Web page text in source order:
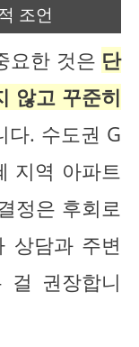
조언
요한 것은 단
않고 꾸준히
다. 수도권 G
지역 아파트
정은 후회로
상담과 주변
걸 권장합니